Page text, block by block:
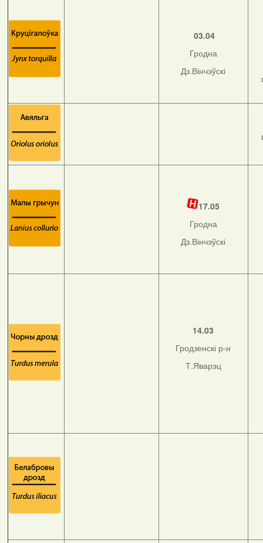
03.04
Гродна
Дз.Вінчэўскі
17.05
Гродна
Дз.Вінчэўскі
14.03
Гродзенскі р-н
Т.Яварэц